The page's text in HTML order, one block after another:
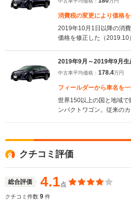
（2020.10）
消費税の変更により価格
2019年10月1日以降の消
価格を修正した（2019.10）
2019年9月～2019年9月生
中古車平均価格： 178.4万円
フィールダーから車名を
世界150以上の国と地域で
ンパクトワゴン。従来の
つ、国内専用の設計をす
ティなスタイリング、走
の両立が図られた。パワ
ブリッドとガソリン、
後者には10速シーケンシ
iに加え、6速MTも用意さ
クチコミ評価
総合評価 4.1点
クチコミ件数 9 件